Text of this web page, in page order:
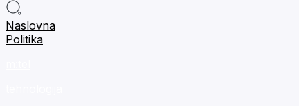
Naslovna
Politika